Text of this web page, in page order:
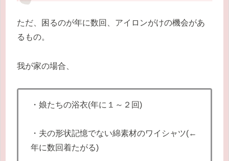
ただ、困るのが年に数回、アイロンがけの機会があ
るもの。
我が家の場合、
・娘たちの浴衣(年に１～２回)
・夫の形状記憶でない綿素材のワイシャツ(←
年に数回着たがる)